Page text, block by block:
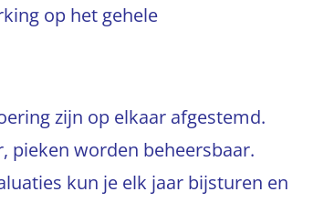
op het gehele
zijn op elkaar afgestemd.
pieken worden beheersbaar.
kun je elk jaar bijsturen en